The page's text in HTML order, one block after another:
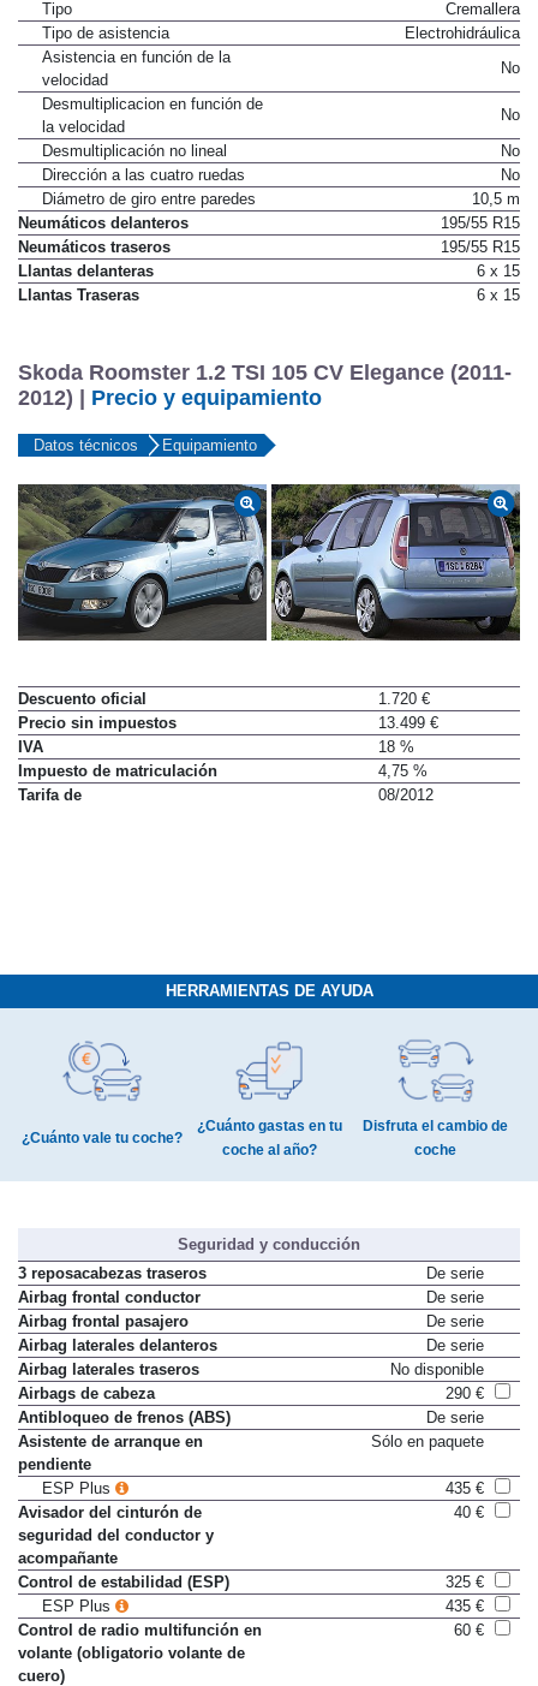
Tipo
Cremallera
Tipo de asistencia
Electrohidráulica
Asistencia en función de la
velocidad
No
Desmultiplicacion en función de
la velocidad
No
Desmultiplicación no lineal
No
Dirección a las cuatro ruedas
No
Diámetro de giro entre paredes
10,5 m
Neumáticos delanteros
195/55 R15
Neumáticos traseros
195/55 R15
Llantas delanteras
6 x 15
Llantas Traseras
6 x 15
Skoda Roomster 1.2 TSI 105 CV Elegance (2011-
2012) | Precio y equipamiento
Datos técnicos Equipamiento
Descuento oficial
1.720 €
Precio sin impuestos
13.499 €
IVA
18 %
Impuesto de matriculación
4,75 %
Tarifa de
08/2012
HERRAMIENTAS DE AYUDA
¿Cuánto vale tu coche?
¿Cuánto gastas en tu
coche al año?
Disfruta el cambio de
coche
Seguridad y conducción
3 reposacabezas traseros
De serie
Airbag frontal conductor
De serie
Airbag frontal pasajero
De serie
Airbag laterales delanteros
De serie
Airbag laterales traseros
No disponible
Airbags de cabeza
290 €
Antibloqueo de frenos (ABS)
De serie
Asistente de arranque en
pendiente
Sólo en paquete
ESP Plus
435 €
Avisador del cinturón de
seguridad del conductor y
acompañante
40 €
Control de estabilidad (ESP)
325 €
ESP Plus
435 €
Control de radio multifunción en
volante (obligatorio volante de
cuero)
60 €